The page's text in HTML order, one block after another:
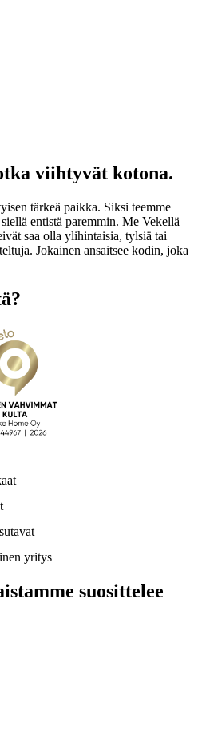
viihtyvät kotona.
tärkeä paikka. Siksi teemme
entistä paremmin. Me Vekellä
saa olla ylihintaisia, tylsiä tai
Jokainen ansaitsee kodin, joka
yritys
suosittelee